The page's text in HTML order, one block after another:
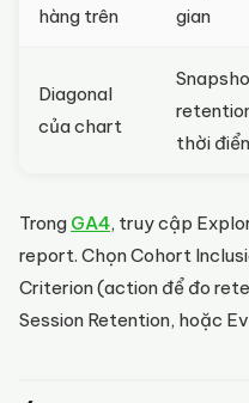
hàng trên
gian
Diagonal
của chart
thời
Trong GA4, truy cập
report. Chọn Cohort
Criterion (action để đo
Session Retention, hoặc